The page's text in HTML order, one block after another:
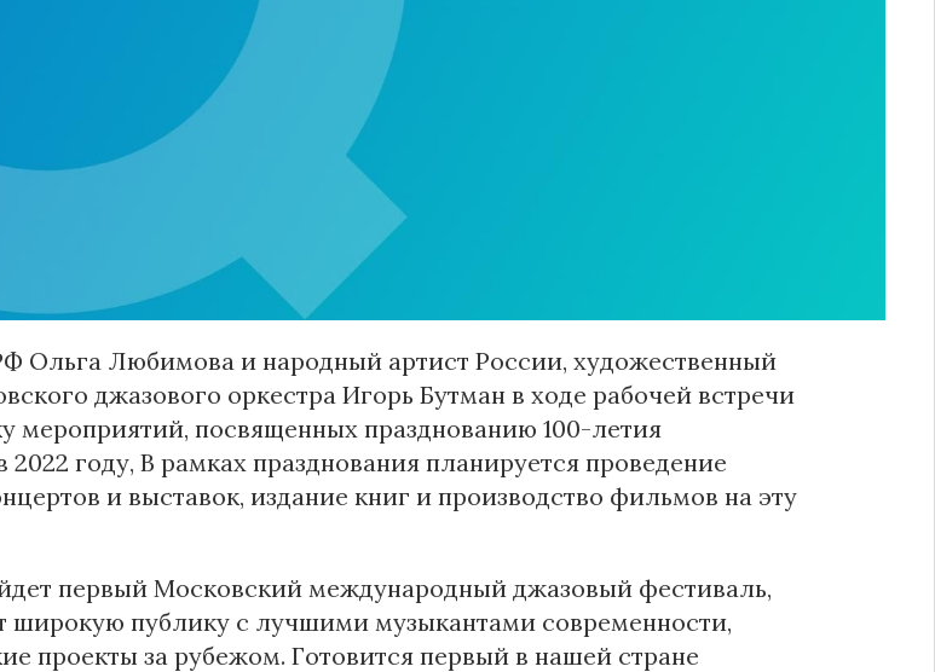
Ольга Любимова и народный артист России, художественный
джазового оркестра Игорь Бутман в ходе рабочей встречи
мероприятий, посвященных празднованию 100-летия
2022 году, В рамках празднования планируется проведение
и выставок, издание книг и производство фильмов на эту
первый Московский международный джазовый фестиваль,
широкую публику с лучшими музыкантами современности,
проекты за рубежом. Готовится первый в нашей стране